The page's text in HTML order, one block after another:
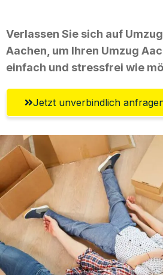
Verlassen Sie sich auf
Aachen, um Ihren Umzug
einfach und stressfrei wie
Jetzt unverbindlich